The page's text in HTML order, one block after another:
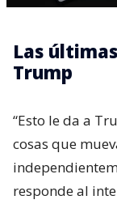
Las
Trump
“Esto le da a
cosas que
responde al